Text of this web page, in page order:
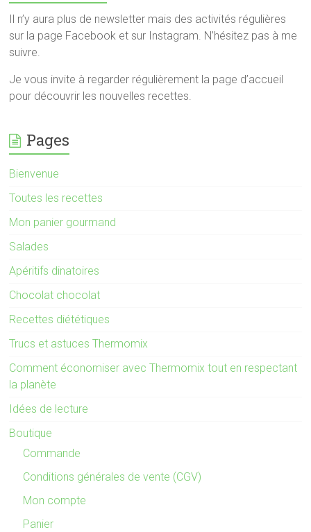
Il n’y aura plus de newsletter mais des activités régulières
sur la page Facebook et sur Instagram. N’hésitez pas à me
suivre.
Je vous invite à regarder régulièrement la page d’accueil
pour découvrir les nouvelles recettes.
Pages
Bienvenue
Toutes les recettes
Mon panier gourmand
Salades
Apéritifs dinatoires
Chocolat chocolat
Recettes diététiques
Trucs et astuces Thermomix
Comment économiser avec Thermomix tout en respectant
la planète
Idées de lecture
Boutique
Commande
Conditions générales de vente (CGV)
Mon compte
Panier